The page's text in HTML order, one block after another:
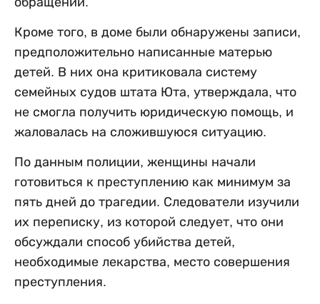
Кроме того, в доме были обнаружены записи,
предположительно написанные матерью
детей. В них она критиковала систему
семейных судов штата Юта, утверждала, что
не смогла получить юридическую помощь, и
жаловалась на сложившуюся ситуацию.
По данным полиции, женщины начали
готовиться к преступлению как минимум за
пять дней до трагедии. Следователи изучили
их переписку, из которой следует, что они
обсуждали способ убийства детей,
необходимые лекарства, место совершения
преступления.